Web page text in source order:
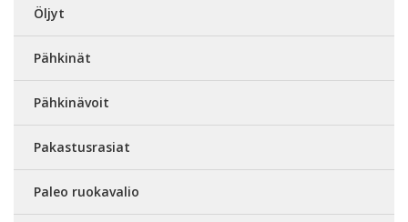
Öljyt
Pähkinät
Pähkinävoit
Pakastusrasiat
Paleo ruokavalio